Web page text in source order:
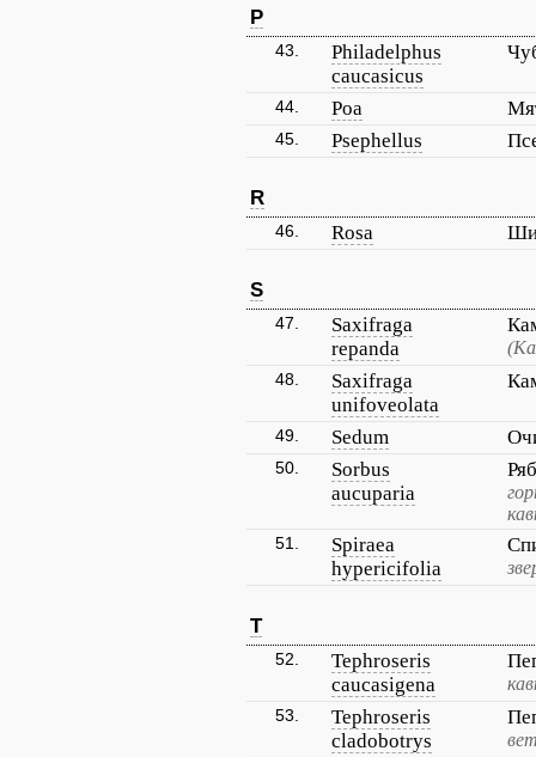
P
43.
Philadelphus
caucasicus
44. Poa
45. Psephellus
R
46. Rosa
S
47.
Saxifraga
repanda
48.
Saxifraga
unifoveolata
49. Sedum
50.
Sorbus
aucuparia
51.
Spiraea
hypericifolia
T
52.
Tephroseris
caucasigena
53.
Tephroseris
cladobotrys